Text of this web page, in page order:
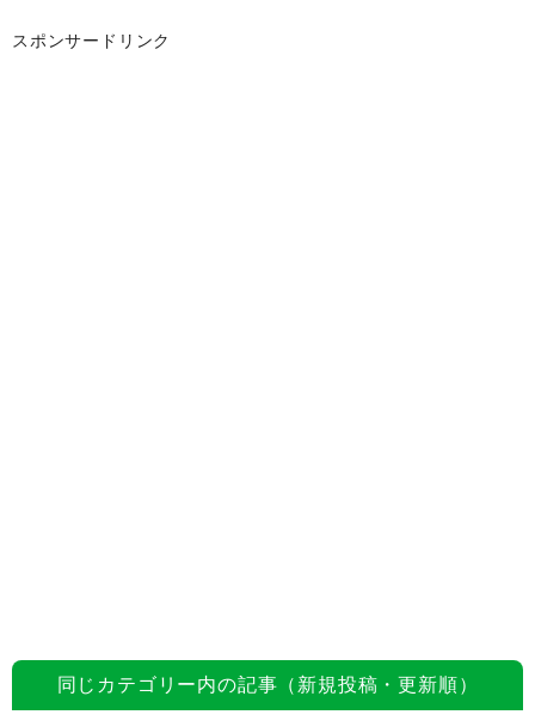
スポンサードリンク
同じカテゴリー内の記事（新規投稿・更新順）